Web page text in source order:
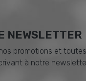
NEWSLETTER
promotions et
à notre